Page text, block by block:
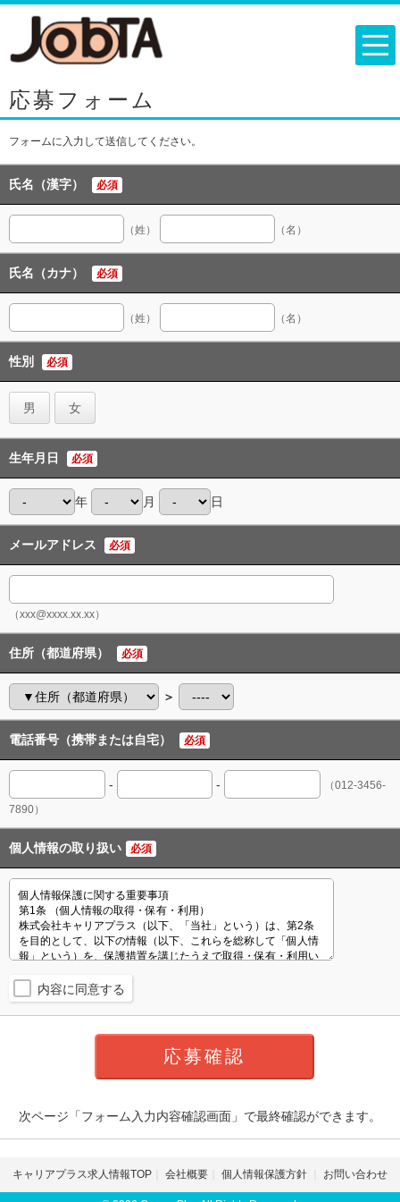
応募フォーム
フォームに入力して送信してください。
氏名（漢字） 必須
（姓） （名）
氏名（カナ） 必須
（姓） （名）
性別 必須
男 女
生年月日 必須
年 月 日
メールアドレス 必須
（xxx@xxxx.xx.xx）
住所（都道府県） 必須
＞
電話番号（携帯または自宅） 必須
- -
（012-3456-
7890）
個人情報の取り扱い 必須
内容に同意する
次ページ「フォーム入力内容確認画面」で最終確認ができます。
キャリアプラス求人情報TOP 会社概要 個人情報保護方針 お問い合わせ